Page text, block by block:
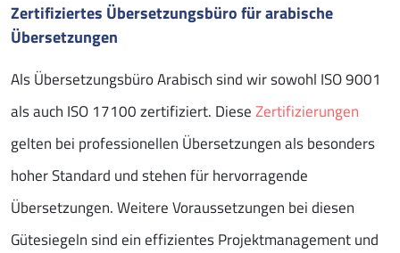
Zertifiziertes Übersetzungsbüro für arabische
Übersetzungen
Als Übersetzungsbüro Arabisch sind wir sowohl ISO 9001
als auch ISO 17100 zertifiziert. DieseZertifizierungen
gelten bei professionellen Übersetzungen als besonders
hoher Standard und stehen für hervorragende
Übersetzungen. Weitere Voraussetzungen bei diesen
Gütesiegeln sind ein effizientes Projektmanagement und